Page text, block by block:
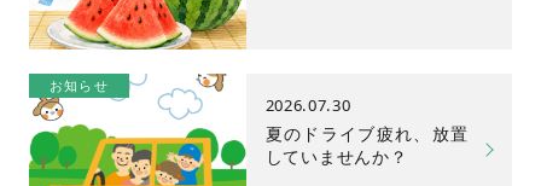
2026.07.30
お知らせ
夏のドライブ疲れ、放置
していませんか？